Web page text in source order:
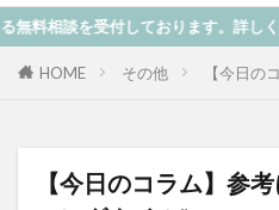
しております。詳しくはこちら
HOME その他 【今日の
【今日のコラム】参